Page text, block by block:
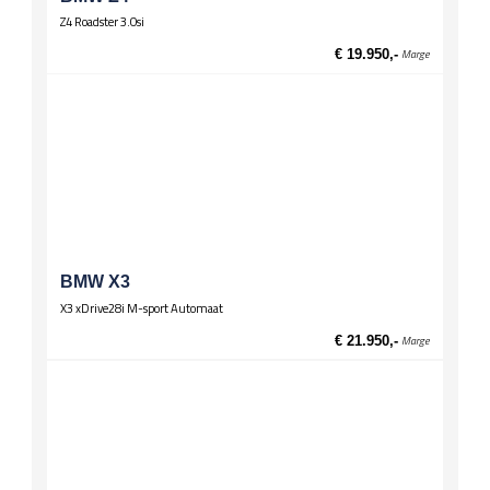
Z4 Roadster 3.0si
€ 19.950,- Marge
BMW X3
X3 xDrive28i M-sport Automaat
€ 21.950,- Marge